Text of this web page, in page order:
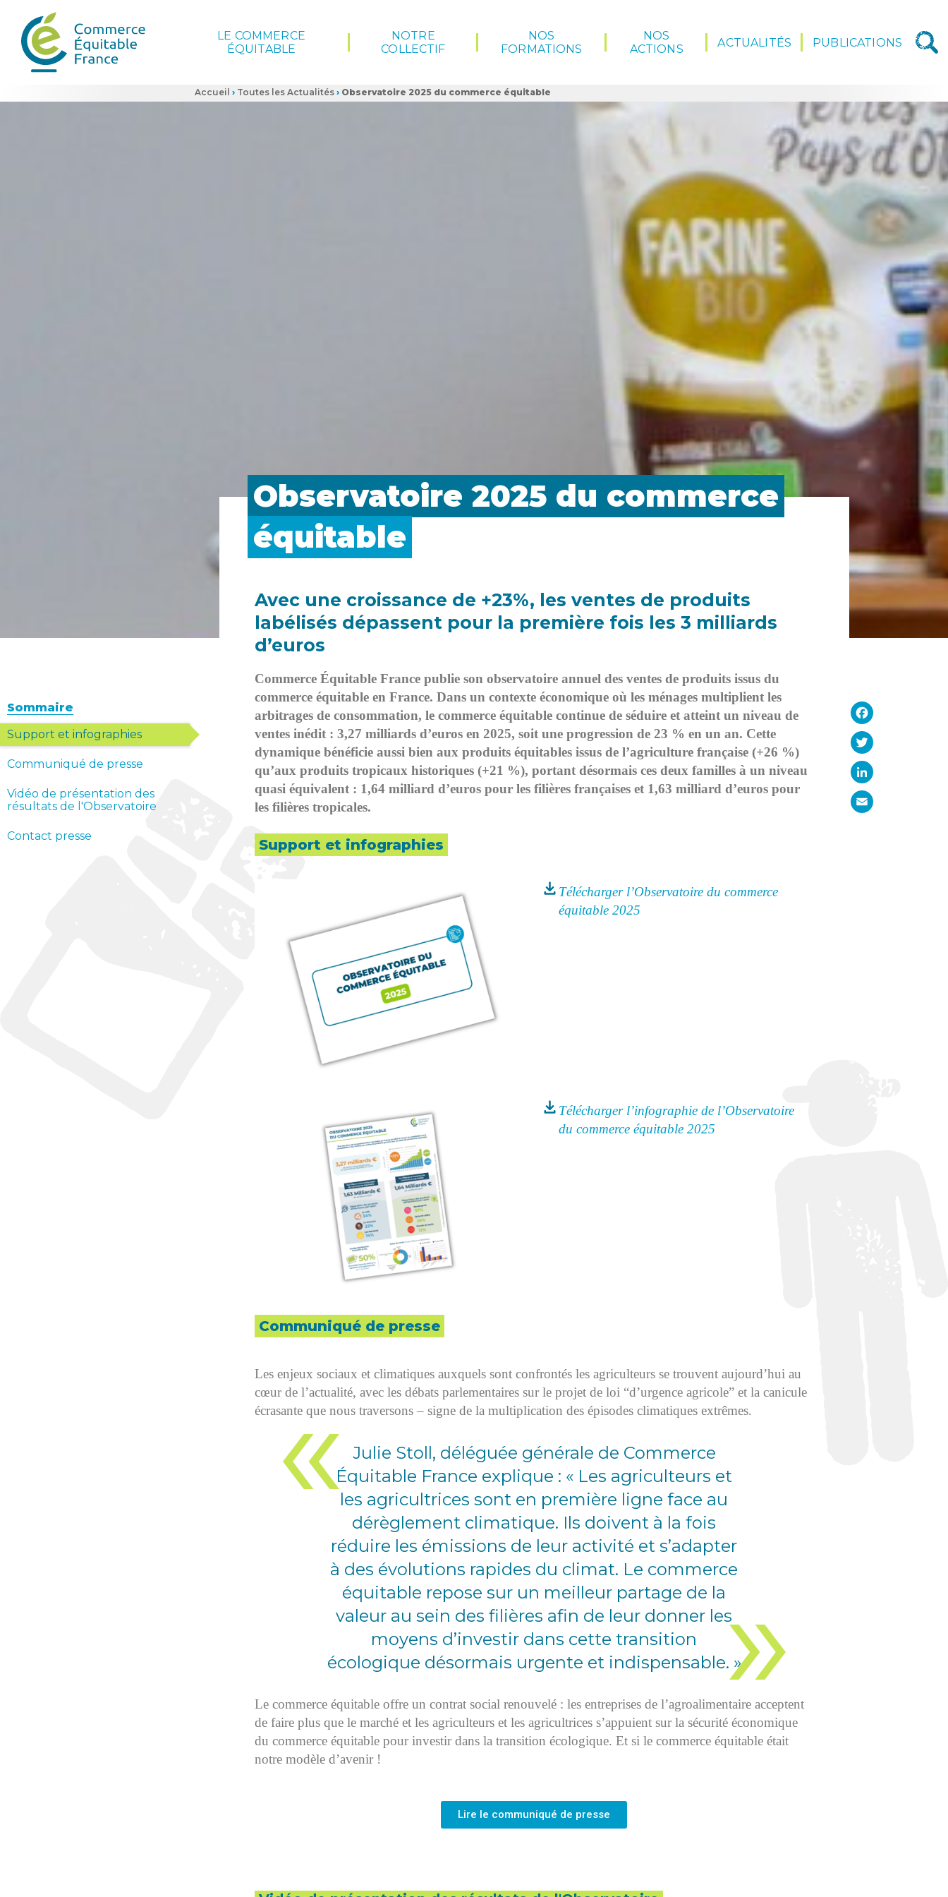
LE COMMERCE
ÉQUITABLE
NOTRE
COLLECTIF
NOS
FORMATIONS
NOS
ACTIONS
ACTUALITÉS PUBLICATIONS
Accueil › Toutes les Actualités › Observatoire 2025 du commerce équitable
Sommaire
Support et infographies
Communiqué de presse
Vidéo de présentation des
résultats de l'Observatoire
Contact presse
Observatoire 2025 du commerce
équitable
Avec une croissance de +23%, les ventes de produits
labélisés dépassent pour la première fois les 3 milliards
d’euros
Commerce Équitable France publie son observatoire annuel des ventes de produits issus du
commerce équitable en France. Dans un contexte économique où les ménages multiplient les
arbitrages de consommation, le commerce équitable continue de séduire et atteint un niveau de
ventes inédit : 3,27 milliards d’euros en 2025, soit une progression de 23 % en un an. Cette
dynamique bénéficie aussi bien aux produits équitables issus de l’agriculture française (+26 %)
qu’aux produits tropicaux historiques (+21 %), portant désormais ces deux familles à un niveau
quasi équivalent : 1,64 milliard d’euros pour les filières françaises et 1,63 milliard d’euros pour
les filières tropicales.
Support et infographies
Télécharger l’Observatoire du commerce
équitable 2025
Télécharger l’infographie de l’Observatoire
du commerce équitable 2025
Communiqué de presse
Les enjeux sociaux et climatiques auxquels sont confrontés les agriculteurs se trouvent aujourd’hui au
cœur de l’actualité, avec les débats parlementaires sur le projet de loi “d’urgence agricole” et la canicule
écrasante que nous traversons – signe de la multiplication des épisodes climatiques extrêmes.
Julie Stoll, déléguée générale de Commerce
Équitable France explique : « Les agriculteurs et
les agricultrices sont en première ligne face au
dérèglement climatique. Ils doivent à la fois
réduire les émissions de leur activité et s’adapter
à des évolutions rapides du climat. Le commerce
équitable repose sur un meilleur partage de la
valeur au sein des filières afin de leur donner les
moyens d’investir dans cette transition
écologique désormais urgente et indispensable. »
Le commerce équitable offre un contrat social renouvelé : les entreprises de l’agroalimentaire acceptent
de faire plus que le marché et les agriculteurs et les agricultrices s’appuient sur la sécurité économique
du commerce équitable pour investir dans la transition écologique. Et si le commerce équitable était
notre modèle d’avenir !
Lire le communiqué de presse
Facebook
Twitter
LinkedIn
Email